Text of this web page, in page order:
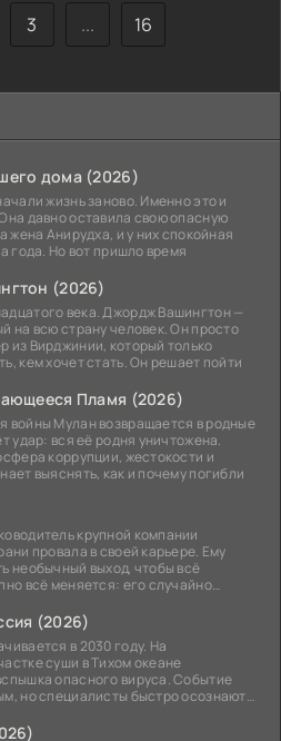
3 ... 16
дома (2026)
жизнь заново. Именно это и
давно оставила свою опасную
жена Анирудха, и у них спокойная
года. Но вот пришло время
(2026)
века. Джордж Вашингтон —
на всю страну человек. Он просто
из Вирджинии, который только
кем хочет стать. Он решает пойти
Пламя (2026)
войны Мулан возвращается в родные
удар: вся её родня уничтожена.
коррупции, жестокости и
выяснять, как и почему погибли
крупной компании
провала в своей карьере. Ему
необычный выход, чтобы всё
всё меняется: его случайно
(2026)
в 2030 году. На
суши в Тихом океане
опасного вируса. Событие
но специалисты быстро осознают: